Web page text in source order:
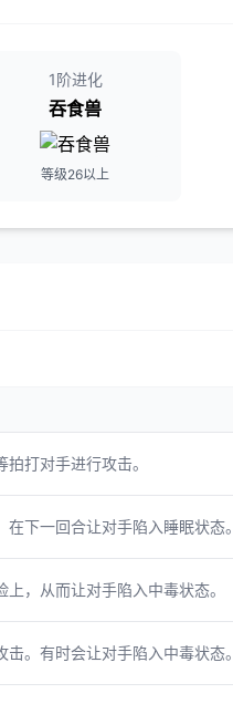
1阶进化
吞食兽
等级26以上
打对手进行攻击。
下一回合让对手陷入睡眠状态。
，从而让对手陷入中毒状态。
。有时会让对手陷入中毒状态。